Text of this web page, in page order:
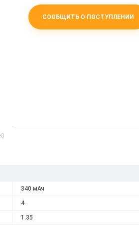
СООБЩИТЬ О ПОСТУПЛЕНИИ
340 мАч
4
1.35